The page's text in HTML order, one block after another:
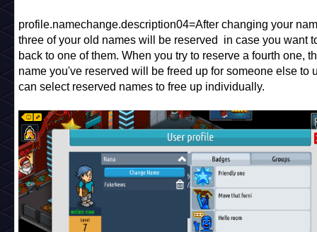
profile.namechange.description04=After changing your
three of your old names will be reserved in case you want
back to one of them. When you try to reserve a fourth one,
name you've reserved will be freed up for someone else to
can select reserved names to free up individually.